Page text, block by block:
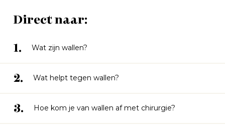
Direct naar:
1.
Wat zijn wallen?
2. Wat helpt tegen wallen?
3. Hoe kom je van wallen af met chirurgie?